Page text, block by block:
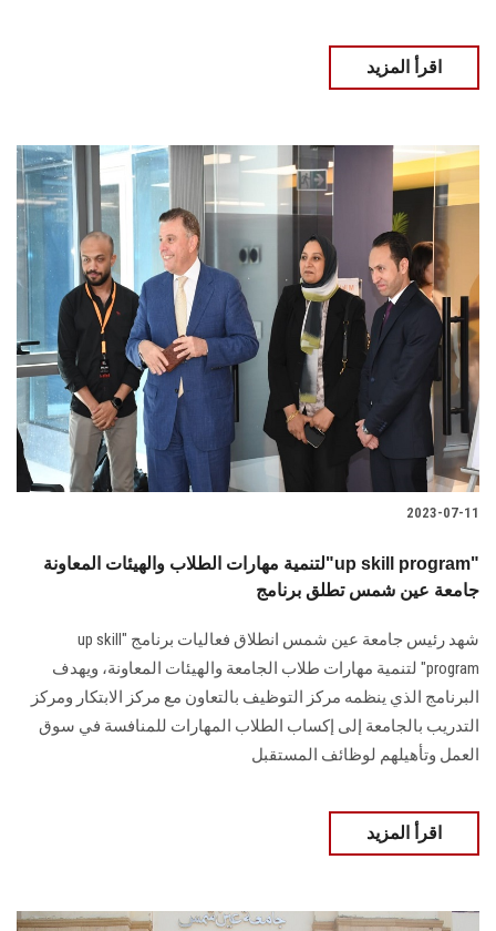
اقرأ المزيد
2023-07-11
لتنمية مهارات الطلاب والهيئات المعاونة"up skill program"
جامعة عين شمس تطلق برنامج
شهد رئيس جامعة عين شمس انطلاق فعاليات برنامج "up skill
program" لتنمية مهارات طلاب الجامعة والهيئات المعاونة، ويهدف
البرنامج الذي ينظمه مركز التوظيف بالتعاون مع مركز الابتكار ومركز
التدريب بالجامعة إلى إكساب الطلاب المهارات للمنافسة في سوق
العمل وتأهيلهم لوظائف المستقبل
اقرأ المزيد